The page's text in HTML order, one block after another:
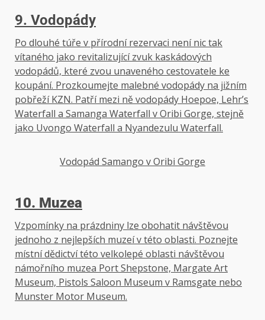
9. Vodopády
Po dlouhé túře v přírodní rezervaci není nic tak
vítaného jako revitalizující zvuk kaskádových
vodopádů, které zvou unaveného cestovatele ke
koupání. Prozkoumejte malebné vodopády na jižním
pobřeží KZN. Patří mezi ně vodopády Hoepoe, Lehr’s
Waterfall a Samanga Waterfall v Oribi Gorge, stejně
jako Uvongo Waterfall a Nyandezulu Waterfall.
Vodopád Samango v Oribi Gorge
10. Muzea
Vzpomínky na prázdniny lze obohatit návštěvou
jednoho z nejlepších muzeí v této oblasti. Poznejte
místní dědictví této velkolepé oblasti návštěvou
námořního muzea Port Shepstone, Margate Art
Museum, Pistols Saloon Museum v Ramsgate nebo
Munster Motor Museum.